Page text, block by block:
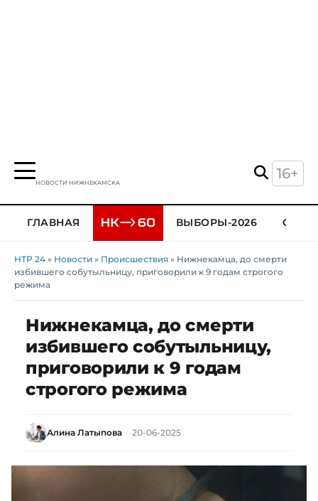
НОВОСТИ НИЖНЕКАМСКА
16+
ГЛАВНАЯ ВЫБОРЫ-2026
НТР 24 » Новости » Происшествия » Нижнекамца, до смерти
избившего собутыльницу, приговорили к 9 годам строгого
режима
Нижнекамца, до смерти
избившего собутыльницу,
приговорили к 9 годам
строгого режима
Алина Латыпова 20-06-2025